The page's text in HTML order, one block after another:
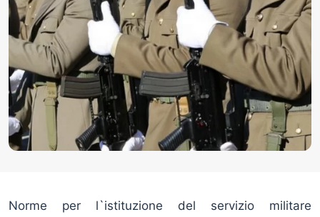
Norme per l`istituzione del servizio militare